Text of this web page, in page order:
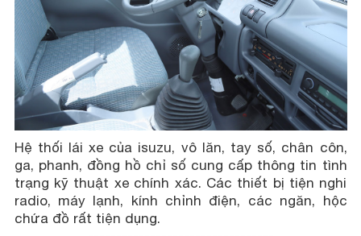
Hệ thối lái xe của isuzu, vô lăn, tay số, chân côn,
ga, phanh, đồng hồ chỉ số cung cấp thông tin tình
trạng kỹ thuật xe chính xác. Các thiết bị tiện nghi
radio, máy lạnh, kính chỉnh điện, các ngăn, hộc
chứa đồ rất tiện dụng.